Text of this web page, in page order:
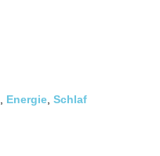
Energie Schlaf